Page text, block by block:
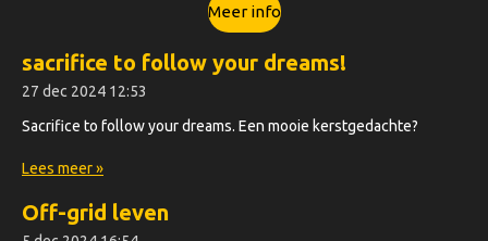
Meer info
sacrifice to follow your dreams!
27 dec 2024 12:53
Sacrifice to follow your dreams. Een mooie kerstgedachte?
Lees meer »
Off-grid leven